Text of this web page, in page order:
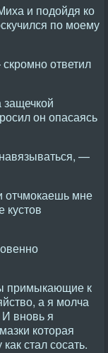
и подойдя ко
по моему
ответил
он опасаясь
—
отчмокаешь мне
кустов
примыкающие к
а я молча
И вновь я
которая
стал сосать.